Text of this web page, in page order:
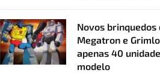
Novos brinquedos
Megatron e
apenas 40
modelo